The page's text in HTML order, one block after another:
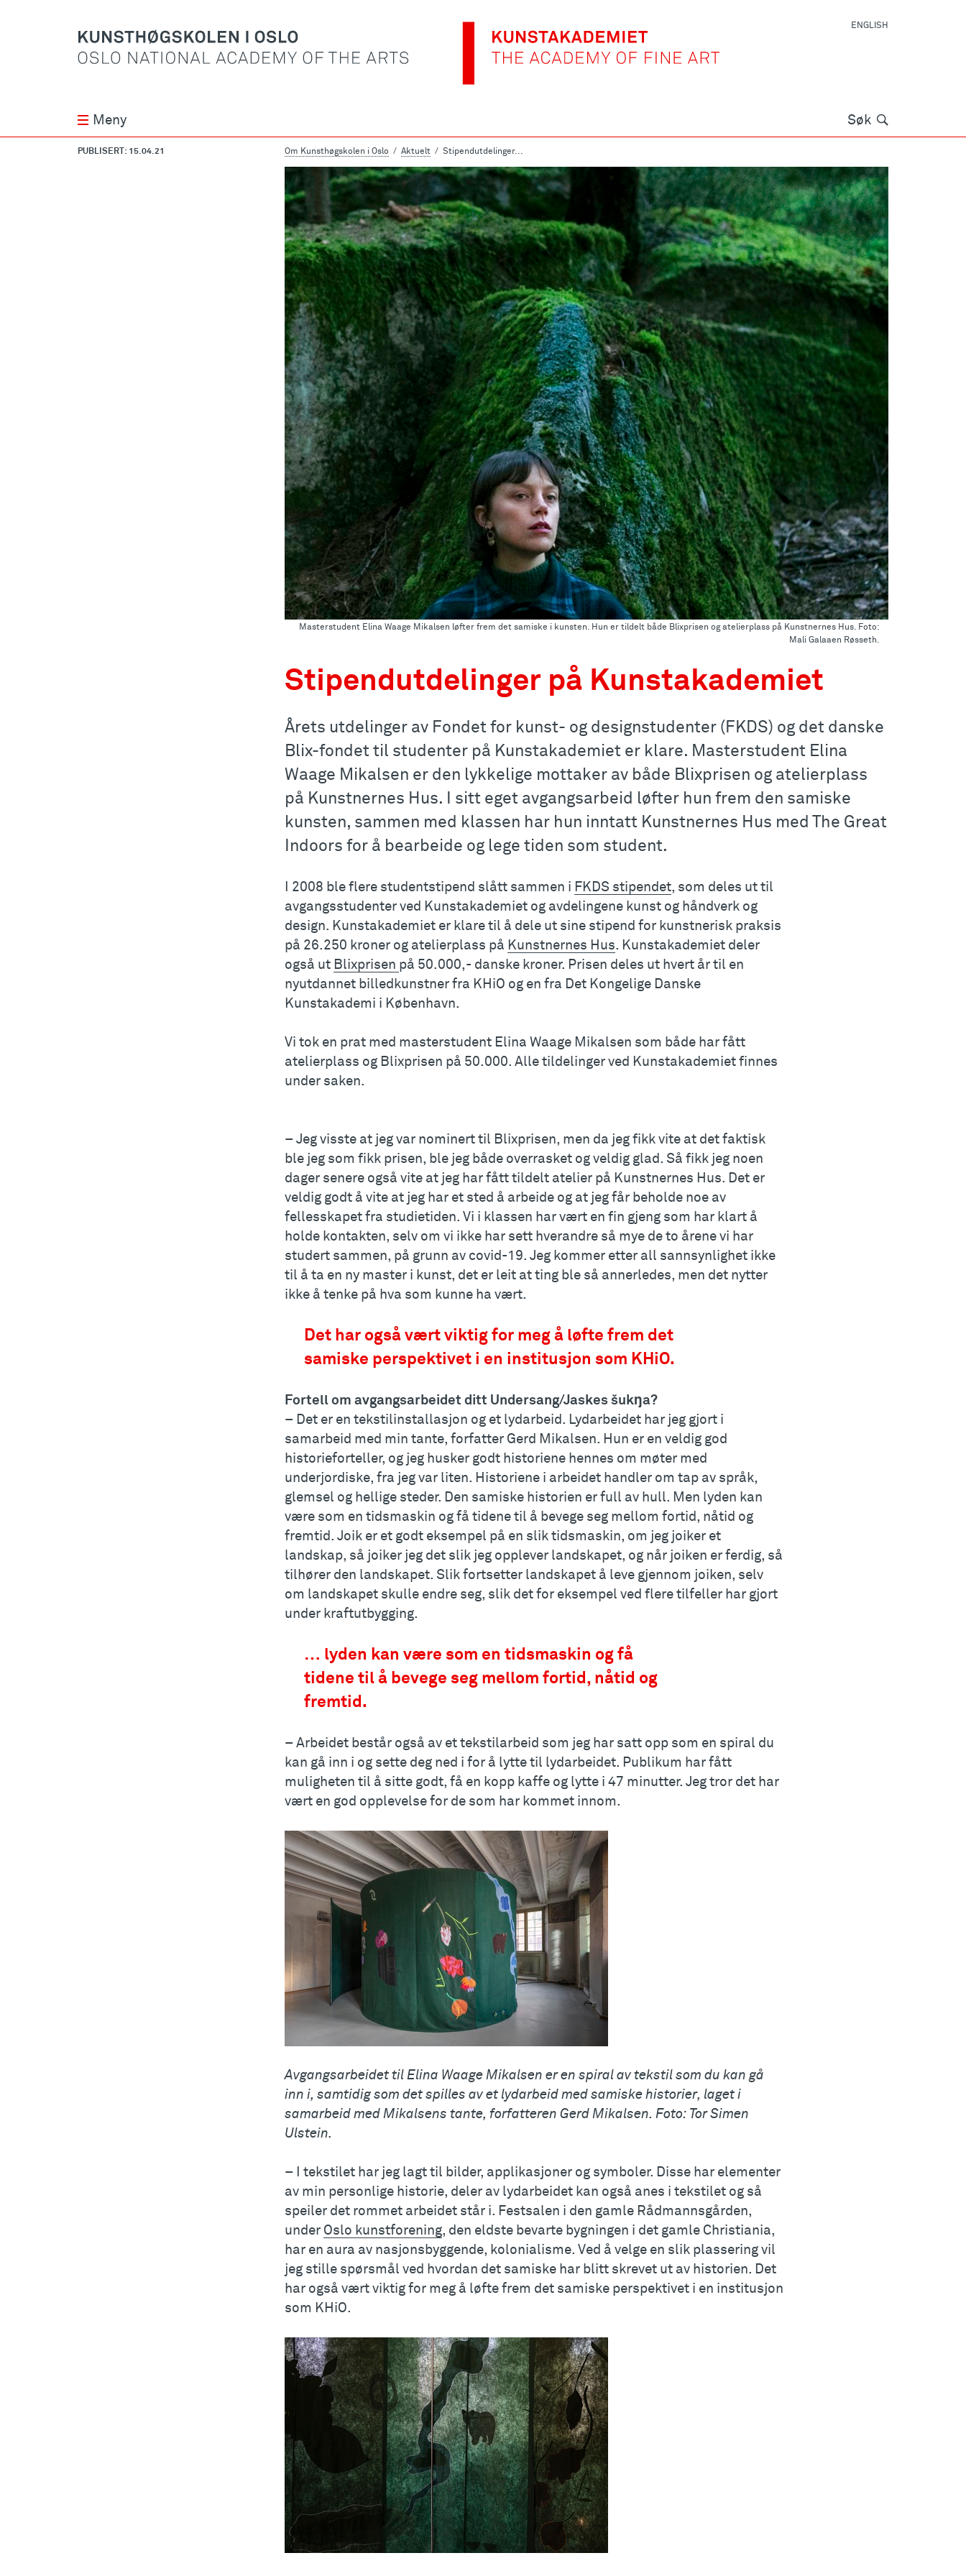
ENGLISH
Meny Søk Søk
PUBLISERT: 15.04.21 Om Kunsthøgskolen i Oslo Aktuelt Stipendutdelinger...
Masterstudent Elina Waage Mikalsen løfter frem det samiske i kunsten. Hun er tildelt både Blixprisen og atelierplass på Kunstnernes Hus. Foto:
Mali Galaaen Røsseth.
Stipendutdelinger på Kunstakademiet
Årets utdelinger av Fondet for kunst- og designstudenter (FKDS) og det danske
Blix-fondet til studenter på Kunstakademiet er klare. Masterstudent Elina
Waage Mikalsen er den lykkelige mottaker av både Blixprisen og atelierplass
på Kunstnernes Hus. I sitt eget avgangsarbeid løfter hun frem den samiske
kunsten, sammen med klassen har hun inntatt Kunstnernes Hus med The Great
Indoors for å bearbeide og lege tiden som student.
I 2008 ble flere studentstipend slått sammen i FKDS stipendet, som deles ut til
avgangsstudenter ved Kunstakademiet og avdelingene kunst og håndverk og
design. Kunstakademiet er klare til å dele ut sine stipend for kunstnerisk praksis
på 26.250 kroner og atelierplass på Kunstnernes Hus. Kunstakademiet deler
også ut Blixprisen på 50.000,- danske kroner. Prisen deles ut hvert år til en
nyutdannet billedkunstner fra KHiO og en fra Det Kongelige Danske
Kunstakademi i København.
Vi tok en prat med masterstudent Elina Waage Mikalsen som både har fått
atelierplass og Blixprisen på 50.000. Alle tildelinger ved Kunstakademiet finnes
under saken.
– Jeg visste at jeg var nominert til Blixprisen, men da jeg fikk vite at det faktisk
ble jeg som fikk prisen, ble jeg både overrasket og veldig glad. Så fikk jeg noen
dager senere også vite at jeg har fått tildelt atelier på Kunstnernes Hus. Det er
veldig godt å vite at jeg har et sted å arbeide og at jeg får beholde noe av
fellesskapet fra studietiden. Vi i klassen har vært en fin gjeng som har klart å
holde kontakten, selv om vi ikke har sett hverandre så mye de to årene vi har
studert sammen, på grunn av covid-19. Jeg kommer etter all sannsynlighet ikke
til å ta en ny master i kunst, det er leit at ting ble så annerledes, men det nytter
ikke å tenke på hva som kunne ha vært.
Det har også vært viktig for meg å løfte frem det
samiske perspektivet i en institusjon som KHiO.
Fortell om avgangsarbeidet ditt Undersang/Jaskes šukŋa?
– Det er en tekstilinstallasjon og et lydarbeid. Lydarbeidet har jeg gjort i
samarbeid med min tante, forfatter Gerd Mikalsen. Hun er en veldig god
historieforteller, og jeg husker godt historiene hennes om møter med
underjordiske, fra jeg var liten. Historiene i arbeidet handler om tap av språk,
glemsel og hellige steder. Den samiske historien er full av hull. Men lyden kan
være som en tidsmaskin og få tidene til å bevege seg mellom fortid, nåtid og
fremtid. Joik er et godt eksempel på en slik tidsmaskin, om jeg joiker et
landskap, så joiker jeg det slik jeg opplever landskapet, og når joiken er ferdig, så
tilhører den landskapet. Slik fortsetter landskapet å leve gjennom joiken, selv
om landskapet skulle endre seg, slik det for eksempel ved flere tilfeller har gjort
under kraftutbygging.
… lyden kan være som en tidsmaskin og få
tidene til å bevege seg mellom fortid, nåtid og
fremtid.
– Arbeidet består også av et tekstilarbeid som jeg har satt opp som en spiral du
kan gå inn i og sette deg ned i for å lytte til lydarbeidet. Publikum har fått
muligheten til å sitte godt, få en kopp kaffe og lytte i 47 minutter. Jeg tror det har
vært en god opplevelse for de som har kommet innom.
Avgangsarbeidet til Elina Waage Mikalsen er en spiral av tekstil som du kan gå
inn i, samtidig som det spilles av et lydarbeid med samiske historier, laget i
samarbeid med Mikalsens tante, forfatteren Gerd Mikalsen. Foto: Tor Simen
Ulstein.
– I tekstilet har jeg lagt til bilder, applikasjoner og symboler. Disse har elementer
av min personlige historie, deler av lydarbeidet kan også anes i tekstilet og så
speiler det rommet arbeidet står i. Festsalen i den gamle Rådmannsgården,
under Oslo kunstforening, den eldste bevarte bygningen i det gamle Christiania,
har en aura av nasjonsbyggende, kolonialisme. Ved å velge en slik plassering vil
jeg stille spørsmål ved hvordan det samiske har blitt skrevet ut av historien. Det
har også vært viktig for meg å løfte frem det samiske perspektivet i en institusjon
som KHiO.